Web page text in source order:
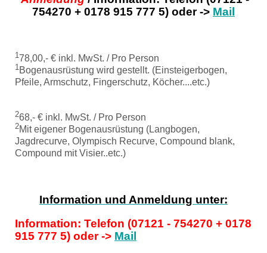
754270 + 0178 915 777 5) oder -> Mail
178,00,- € inkl. MwSt. / Pro Person
1 Bogenausrüstung wird gestellt. (Einsteigerbogen,
Pfeile, Armschutz, Fingerschutz, Köcher....etc.)
268,- € inkl. MwSt. / Pro Person
2Mit eigener Bogenausrüstung (Langbogen,
Jagdrecurve, Olympisch Recurve, Compound blank,
Compound mit Visier..etc.)
Information und Anmeldung unter:
Information: Telefon (07121 - 754270 + 0178
915 777 5) oder -> Mail